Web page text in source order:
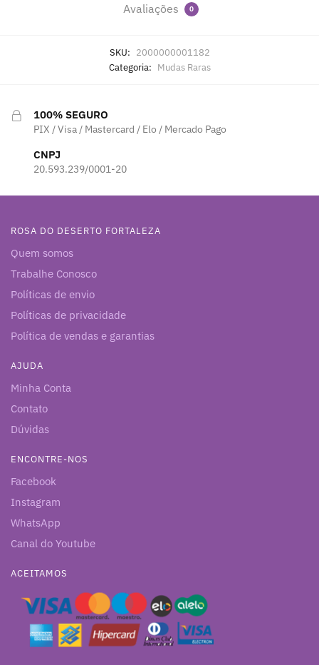
Avaliações 0
SKU: 2000000001182
Categoria: Mudas Raras
100% SEGURO
PIX / Visa / Mastercard / Elo / Mercado Pago
CNPJ
20.593.239/0001-20
ROSA DO DESERTO FORTALEZA
Quem somos
Trabalhe Conosco
Políticas de envio
Políticas de privacidade
Política de vendas e garantias
AJUDA
Minha Conta
Contato
Dúvidas
ENCONTRE-NOS
Facebook
Instagram
WhatsApp
Canal do Youtube
ACEITAMOS